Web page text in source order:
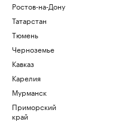
Ростов-на-Дону
Татарстан
Тюмень
Черноземье
Кавказ
Карелия
Мурманск
Приморский
край